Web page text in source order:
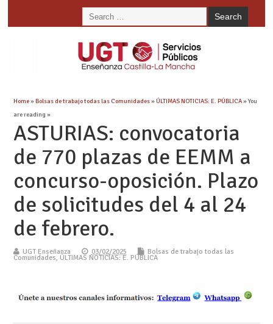
Home»Bolsas de trabajo todas las Comunidades»ÚLTIMAS NOTICIAS: E. PÚBLICA» You
are reading »
ASTURIAS: convocatoria
de 770 plazas de EEMM a
concurso-oposición. Plazo
de solicitudes del 4 al 24
de febrero.
UGT Enseñanza 03/02/2025 Bolsas de trabajo todas las
Comunidades, ÚLTIMAS NOTICIAS: E. PÚBLICA